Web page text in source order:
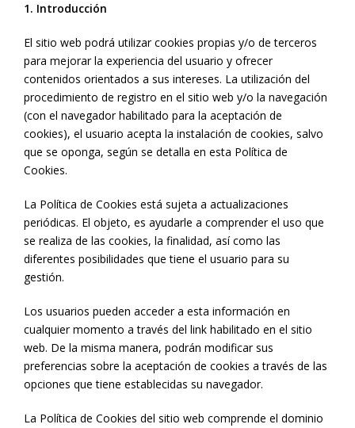
1. Introducción
El sitio web podrá utilizar cookies propias y/o de terceros
para mejorar la experiencia del usuario y ofrecer
contenidos orientados a sus intereses. La utilización del
procedimiento de registro en el sitio web y/o la navegación
(con el navegador habilitado para la aceptación de
cookies), el usuario acepta la instalación de cookies, salvo
que se oponga, según se detalla en esta Política de
Cookies.
La Política de Cookies está sujeta a actualizaciones
periódicas. El objeto, es ayudarle a comprender el uso que
se realiza de las cookies, la finalidad, así como las
diferentes posibilidades que tiene el usuario para su
gestión.
Los usuarios pueden acceder a esta información en
cualquier momento a través del link habilitado en el sitio
web. De la misma manera, podrán modificar sus
preferencias sobre la aceptación de cookies a través de las
opciones que tiene establecidas su navegador.
La Política de Cookies del sitio web comprende el dominio